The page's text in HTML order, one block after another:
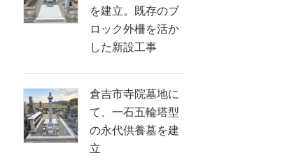
を建立。既存のブ
ロック外柵を活か
した新設工事
倉吉市寺院墓地に
て、一石五輪塔型
の永代供養墓を建
立